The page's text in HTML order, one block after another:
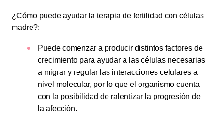
¿Cómo puede ayudar la terapia de fertilidad con células
madre?:
Puede comenzar a producir distintos factores de
crecimiento para ayudar a las células necesarias
a migrar y regular las interacciones celulares a
nivel molecular, por lo que el organismo cuenta
con la posibilidad de ralentizar la progresión de
la afección.